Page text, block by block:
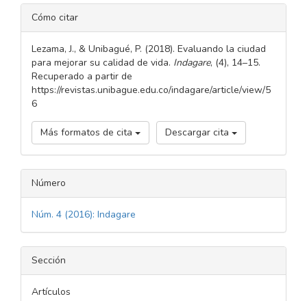
DETALLES
DEL
ARTÍCULO
Cómo citar
Lezama, J., & Unibagué, P. (2018). Evaluando la ciudad
para mejorar su calidad de vida. Indagare, (4), 14–15.
Recuperado a partir de
https://revistas.unibague.edu.co/indagare/article/view/5
6
Más formatos de cita Descargar cita
Número
Núm. 4 (2016): Indagare
Sección
Artículos